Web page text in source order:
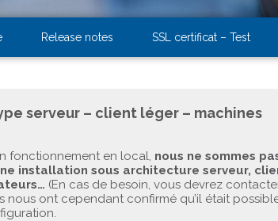
Release notes SSL certificat – Test
serveur – client léger – machines
fonctionnement en local, nous ne sommes
installation sous architecture serveur,
(En cas de besoin, vous devrez
nous ont cependant confirmé qu’il était